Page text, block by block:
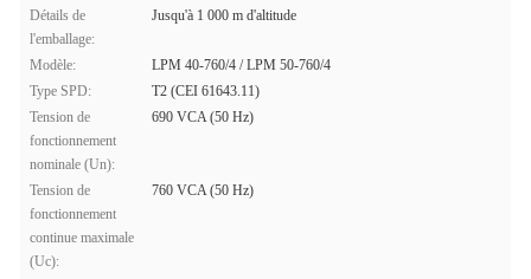
Détails de
l'emballage:
Jusqu'à 1 000 m d'altitude
Modèle:
LPM 40-760/4 / LPM 50-760/4
Type SPD:
T2 (CEI 61643.11)
Tension de
fonctionnement
nominale (Un):
690 VCA (50 Hz)
Tension de
fonctionnement
continue maximale
(Uc):
760 VCA (50 Hz)